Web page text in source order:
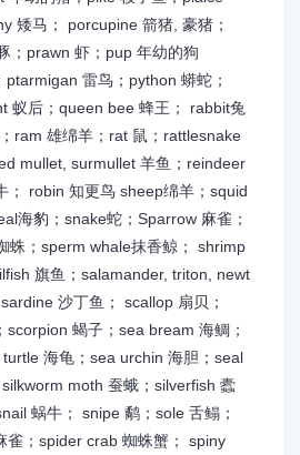
矮马； porcupine 箭猪, 豪猪；
；prawn 虾；pup 年幼的狗
雷鸟；python 蟒蛇；
蚁后；queen bee 蜂王； rabbit兔
ram 雄绵羊；rat 鼠；rattlesnake
mullet, surmullet 羊鱼；reindeer
； robin 知更鸟 sheep绵羊；squid
海豹；snake蛇；Sparrow 麻雀；
蛛；sperm whale抹香鲸； shrimp
旗鱼；salamander, triton, newt
沙丁鱼； scallop 扇贝；
蝎子；sea bream 海鲷；
海龟；sea urchin 海胆；seal
moth 蚕蛾；silverfish 蠹
蜗牛； snipe 鹬；sole 舌鳎；
雀；spider crab 蜘蛛蟹； spiny